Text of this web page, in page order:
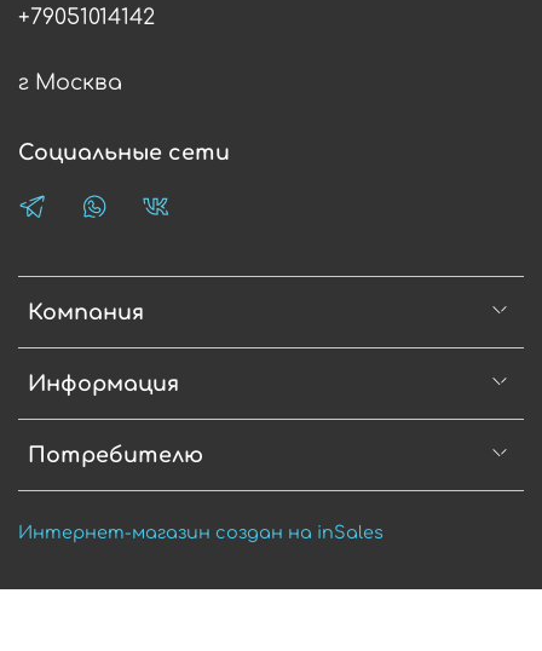
Компания
Информация
Потребителю
+79051014142
г Москва
Социальные сети
Интернет-магазин создан на inSales